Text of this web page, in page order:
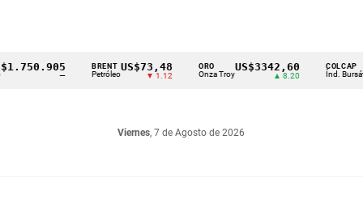
BRENT
Petróleo
US$73,48
▼ 1.12
ORO
Onza Troy
US$3342,60 COLCAP
Índ. Bursátil
Viernes, 7 de Agosto de 2026